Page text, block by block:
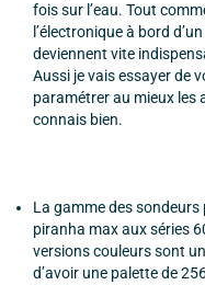
fois sur l’eau. Tout
l’électronique à bord
deviennent vite
Aussi je vais essayer de
paramétrer au mieux les
connais bien.
La gamme des
piranha max aux séries
versions couleurs sont
d’avoir une palette de